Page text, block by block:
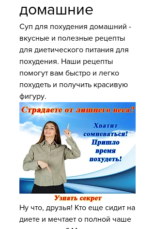
домашние
Суп для похудения домашний -
вкусные и полезные рецепты
для диетического питания для
похудения. Наши рецепты
помогут вам быстро и легко
похудеть и получить красивую
фигуру.
Ну что, друзья! Кто еще сидит на
диете и мечтает о полной чаше